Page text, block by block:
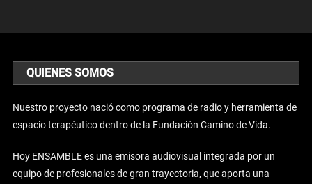
QUIENES SOMOS
Nuestro proyecto nació como programa de radio y herramienta de
espacio terapéutico dentro de la Fundación Camino de Vida.
Hoy ENSAMBLE es una emisora audiovisual integrada por un
equipo de profesionales de gran trayectoria, que aporta una